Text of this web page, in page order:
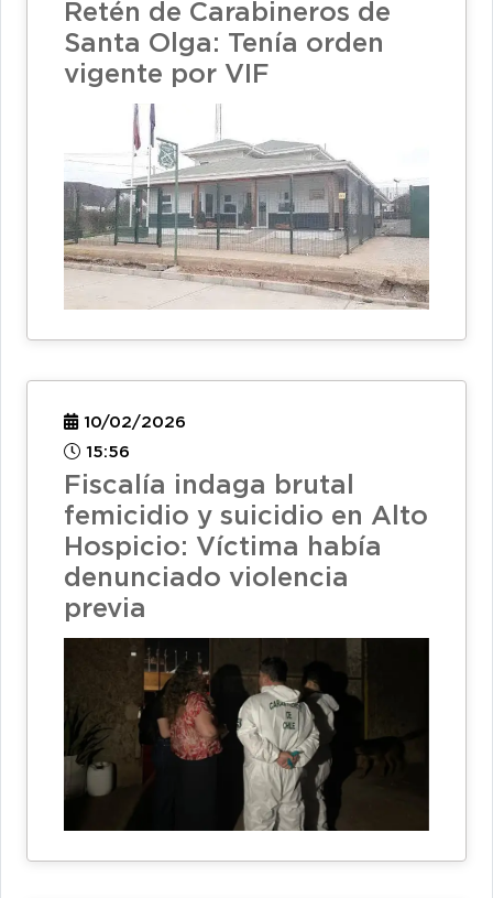
Retén de Carabineros de
Santa Olga: Tenía orden
vigente por VIF
10/02/2026
15:56
Fiscalía indaga brutal
femicidio y suicidio en Alto
Hospicio: Víctima había
denunciado violencia
previa